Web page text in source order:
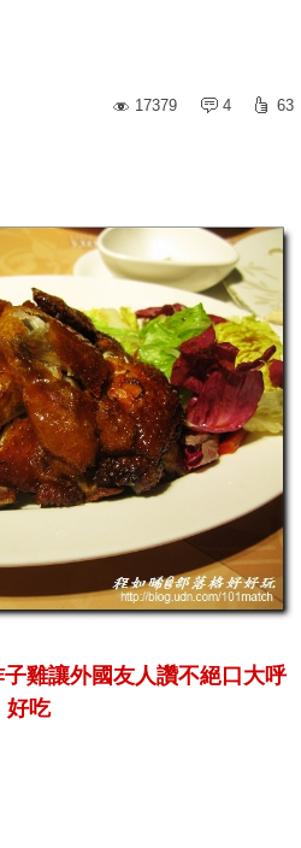
17379
4 63
雞讓外國友人讚不絕口大呼
好吃